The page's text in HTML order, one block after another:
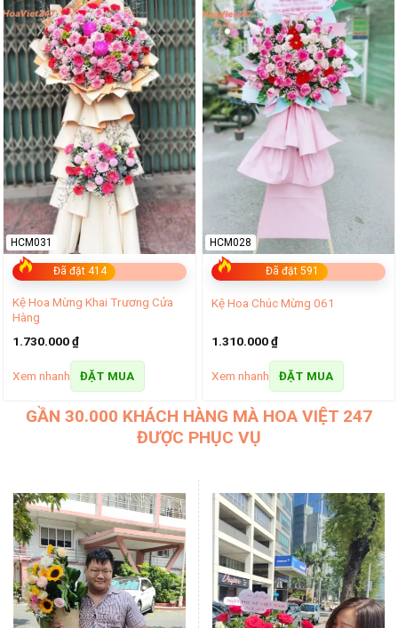
Đã đặt 414
HCM031
Kệ Hoa Mừng Khai Trương Cửa
Hàng
1.730.000₫
Xem nhanh ĐẶT MUA
Đã đặt 591
HCM028
Kệ Hoa Chúc Mừng 061
1.310.000₫
Xem nhanh ĐẶT MUA
GẦN 30.000 KHÁCH HÀNG MÀ HOA VIỆT 247
ĐƯỢC PHỤC VỤ